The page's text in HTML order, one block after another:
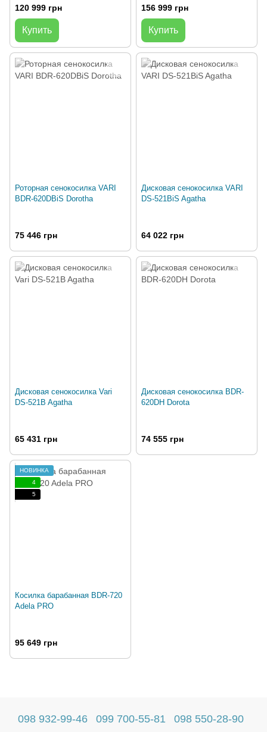
120 999 грн
Купить
156 999 грн
Купить
Роторная сенокосилка VARI
BDR-620DBiS Dorotha
75 446 грн
Дисковая сенокосилка VARI
DS-521BiS Agatha
64 022 грн
Дисковая сенокосилка Vari
DS-521B Agatha
65 431 грн
Дисковая сенокосилка BDR-
620DH Dorota
74 555 грн
НОВИНКА
4
5
Косилка барабанная BDR-720
Adela PRO
95 649 грн
098 932-99-46 099 700-55-81 098 550-28-90